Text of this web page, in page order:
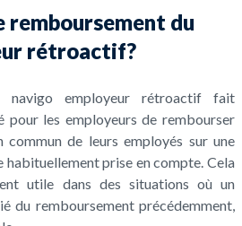
remboursement du
rétroactif?
navigo employeur rétroactif fait
pour les employeurs de rembourser
de leurs employés sur une
habituellement prise en compte. Cela
utile dans des situations où un
du remboursement précédemment,